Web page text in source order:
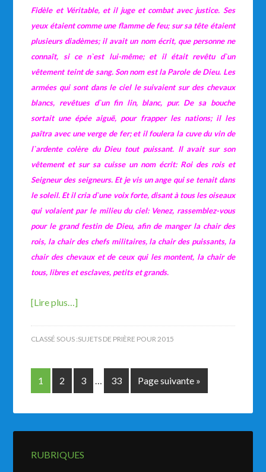
Fidèle et Véritable, et il juge et combat avec justice. Ses
yeux étaient comme une flamme de feu; sur sa tête étaient
plusieurs diadèmes; il avait un nom écrit, que personne ne
connaît, si ce n`est lui-même; et il était revêtu d`un
vêtement teint de sang. Son nom est la Parole de Dieu. Les
armées qui sont dans le ciel le suivaient sur des chevaux
blancs, revêtues d`un fin lin, blanc, pur. De sa bouche
sortait une épée aiguë, pour frapper les nations; il les
paîtra avec une verge de fer; et il foulera la cuve du vin de
l`ardente colère du Dieu tout puissant. Il avait sur son
vêtement et sur sa cuisse un nom écrit: Roi des rois et
Seigneur des seigneurs. Et je vis un ange qui se tenait dans
le soleil. Et il cria d`une voix forte, disant à tous les oiseaux
qui volaient par le milieu du ciel: Venez, rassemblez-vous
pour le grand festin de Dieu, afin de manger la chair des
rois, la chair des chefs militaires, la chair des puissants, la
chair des chevaux et de ceux qui les montent, la chair de
tous, libres et esclaves, petits et grands.
[Lire plus…]
CLASSÉ SOUS :SUJETS DE PRIÈRE POUR 2015
1 2 3 … 33 Page suivante »
RUBRIQUES